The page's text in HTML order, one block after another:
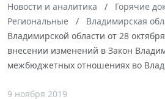
Новости и аналитика
Горячие
Региональные
Владимирская
Владимирской области от 28
внесении изменений в Закон
межбюджетных отношениях во
9 ноября 2019